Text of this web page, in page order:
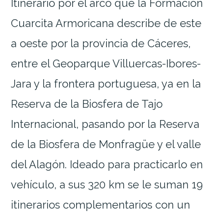
Itinerario por el arco que la Formación
Cuarcita Armoricana describe de este
a oeste por la provincia de Cáceres,
entre el Geoparque Villuercas-Ibores-
Jara y la frontera portuguesa, ya en la
Reserva de la Biosfera de Tajo
Internacional, pasando por la Reserva
de la Biosfera de Monfragüe y el valle
del Alagón. Ideado para practicarlo en
vehículo, a sus 320 km se le suman 19
itinerarios complementarios con un